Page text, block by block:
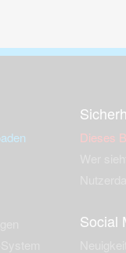
Dieses
Social